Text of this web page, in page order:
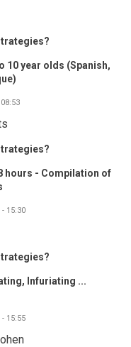
10 year olds (Spanish,
hours - Compilation of
15:30
Infuriating ...
15:55